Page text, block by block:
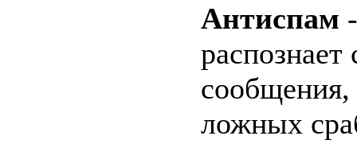
Антиспам
ложных